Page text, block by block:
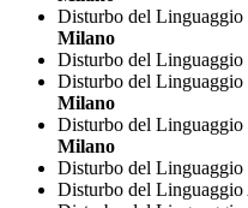
Disturbo del
Milano
Disturbo del Linguaggio
Disturbo del
Milano
Disturbo del
Milano
Disturbo del Linguaggio
Disturbo del